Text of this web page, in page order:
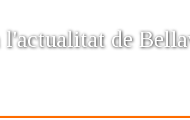
l'actualitat de